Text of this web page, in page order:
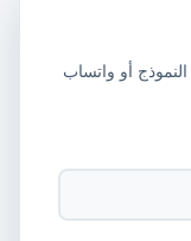
أو واتساب